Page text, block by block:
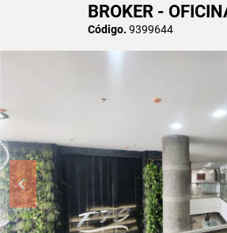
BROKER -
Código. 9399644